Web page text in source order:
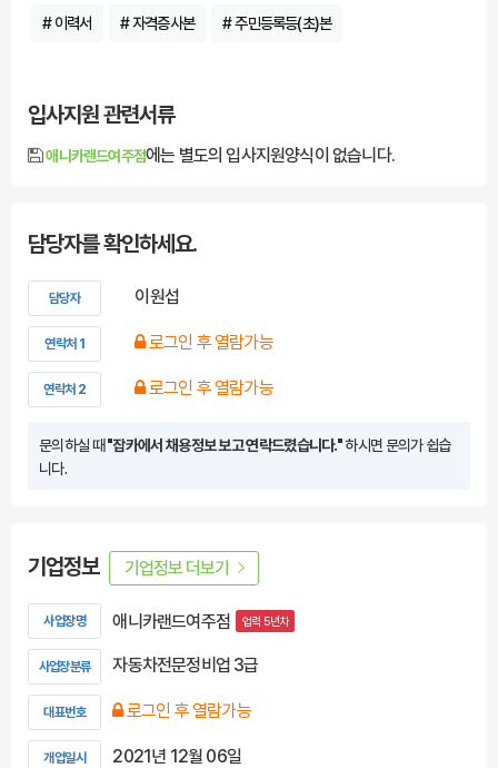
# 이력서 # 자격증사본 # 주민등록등(초)본
입사지원 관련서류
애니카랜드여주점에는 별도의 입사지원양식이 없습니다.
담당자를 확인하세요.
담당자 이원섭
연락처 1 로그인 후 열람가능
연락처 2 로그인 후 열람가능
문의하실 때"잡카에서 채용정보 보고 연락드렸습니다."하시면 문의가 쉽습
니다.
기업정보 기업정보 더보기
사업장명 애니카랜드여주점 업력 5년차
사업장분류 자동차전문정비업 3급
대표번호 로그인 후 열람가능
개업일시 2021년 12월 06일